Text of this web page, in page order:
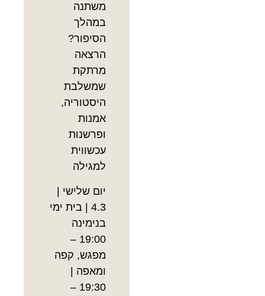
משתנה
במהלך
הסיפור?
הרצאה
מרתקת
שמשלבת
היסטוריה,
אמנות
ופרשנות
עכשווית
למגילה
יום שלישי |
4.3 | בית ימי
בנימינה
19:00 –
מפגש, קפה
ומאפה |
19:30 –